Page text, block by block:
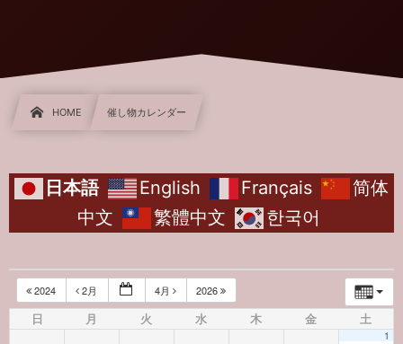
HOME 催し物カレンダー
日本語 English Français
简体
中文
繁體中文 한국어
2024 2月 4月 2026
日 月 火 水 木 金 土
1